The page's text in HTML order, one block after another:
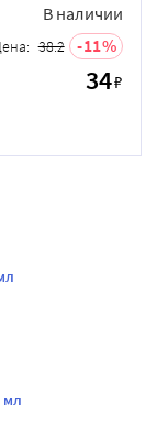
В наличии
38.2 11
34₽
мл